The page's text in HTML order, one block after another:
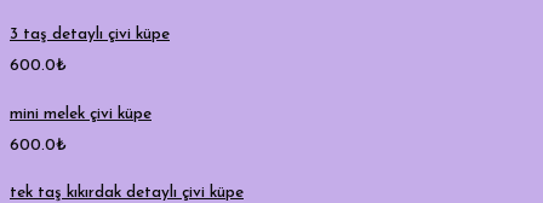
3 taş detaylı çivi küpe
600.0₺
mini melek çivi küpe
600.0₺
tek taş kıkırdak detaylı çivi küpe